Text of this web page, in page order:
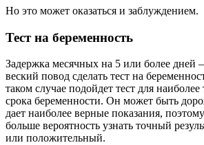
Но это может оказаться и заблуждением.
Тест на беременность
Задержка месячных на 5 или более дней
веский повод сделать тест на
таком случае подойдет тест для
срока беременности. Он может быть
дает наиболее верные показания,
больше вероятность узнать точный
или положительный.